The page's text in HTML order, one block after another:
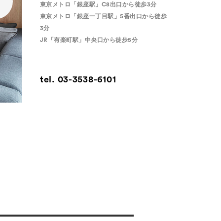
東京メトロ「銀座駅」C8出口から徒歩3分
東京メトロ「銀座一丁目駅」5番出口から徒歩
3分
JR「有楽町駅」中央口から徒歩5分
tel. 03-3538-6101